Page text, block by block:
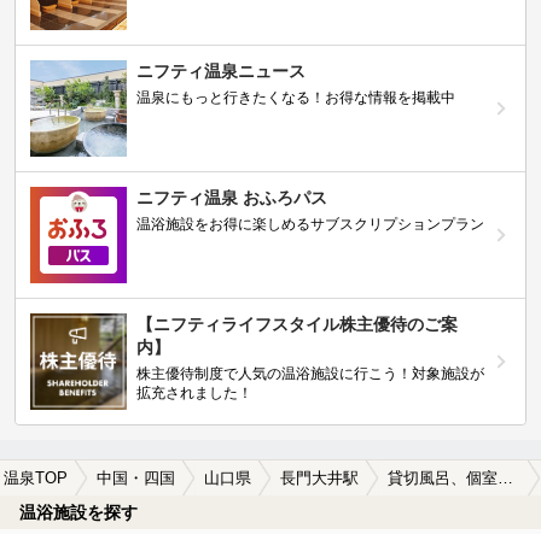
ニフティ温泉ニュース
温泉にもっと行きたくなる！お得な情報を掲載中
ニフティ温泉 おふろパス
温浴施設をお得に楽しめるサブスクリプションプラン
【ニフティライフスタイル株主優待のご案
内】
株主優待制度で人気の温浴施設に行こう！対象施設が
拡充されました！
温泉TOP 中国・四国 山口県 長門大井駅
温浴施設を探す